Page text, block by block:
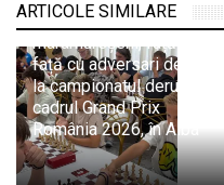
ARTICOLE SIMILARE
Nouă șahiști
maramureșeni, față în
față cu adversari de elită
la campionatul derulat în
cadrul Grand Prix
România 2026, în Alba